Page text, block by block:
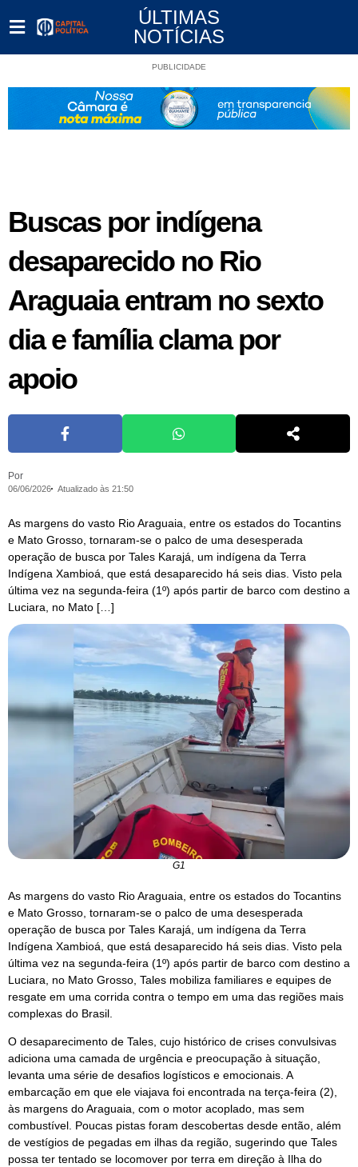
ÚLTIMAS
NOTÍCIAS
PUBLICIDADE
Buscas por indígena
desaparecido no Rio
Araguaia entram no sexto
dia e família clama por
apoio
Por
06/06/2026 Atualizado às 21:50
As margens do vasto Rio Araguaia, entre os estados do Tocantins
e Mato Grosso, tornaram-se o palco de uma desesperada
operação de busca por Tales Karajá, um indígena da Terra
Indígena Xambioá, que está desaparecido há seis dias. Visto pela
última vez na segunda-feira (1º) após partir de barco com destino a
Luciara, no Mato […]
G1
As margens do vasto Rio Araguaia, entre os estados do Tocantins
e Mato Grosso, tornaram-se o palco de uma desesperada
operação de busca por Tales Karajá, um indígena da Terra
Indígena Xambioá, que está desaparecido há seis dias. Visto pela
última vez na segunda-feira (1º) após partir de barco com destino a
Luciara, no Mato Grosso, Tales mobiliza familiares e equipes de
resgate em uma corrida contra o tempo em uma das regiões mais
complexas do Brasil.
O desaparecimento de Tales, cujo histórico de crises convulsivas
adiciona uma camada de urgência e preocupação à situação,
levanta uma série de desafios logísticos e emocionais. A
embarcação em que ele viajava foi encontrada na terça-feira (2),
às margens do Araguaia, com o motor acoplado, mas sem
combustível. Poucas pistas foram descobertas desde então, além
de vestígios de pegadas em ilhas da região, sugerindo que Tales
possa ter tentado se locomover por terra em direção à Ilha do